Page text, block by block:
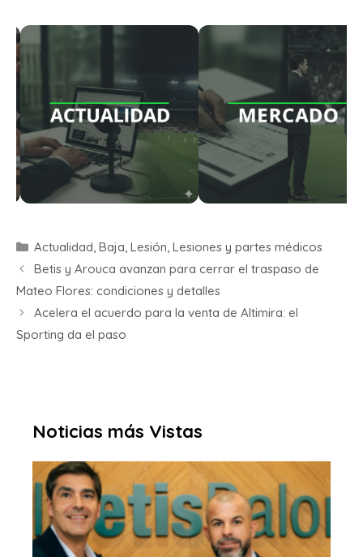
Actualidad, Baja, Lesión, Lesiones y partes médicos
Betis y Arouca avanzan para cerrar el traspaso de
Mateo Flores: condiciones y detalles
Acelera el acuerdo para la venta de Altimira: el
Sporting da el paso
Noticias más Vistas